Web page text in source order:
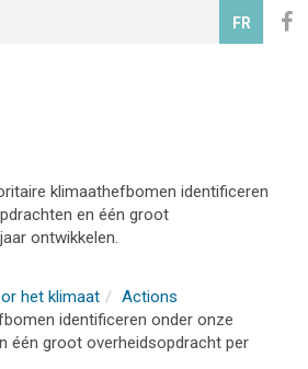
FR
klimaathefbomen identificeren
en één groot
ontwikkelen.
het klimaat
Actions
identificeren onder onze
één groot overheidsopdracht per